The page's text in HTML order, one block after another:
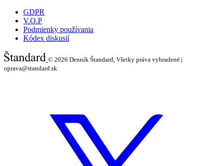
GDPR
V.O.P
Podmienky používania
Kódex diskusií
© 2026 Denník Štandard, Všetky práva vyhradené |
oprava@standard.sk